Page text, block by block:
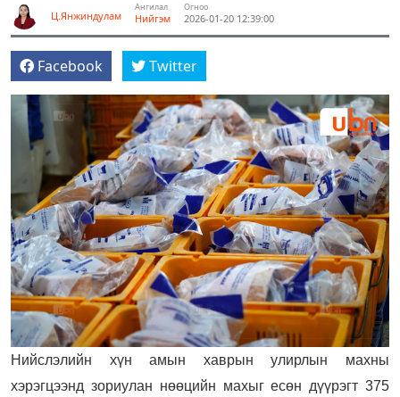
Ц.Янжиндулам
Ангилал
Нийгэм
Огноо
2026-01-20 12:39:00
Facebook Twitter
Нийслэлийн хүн амын хаврын улирлын махны
хэрэгцээнд зориулан нөөцийн махыг есөн дүүрэгт 375